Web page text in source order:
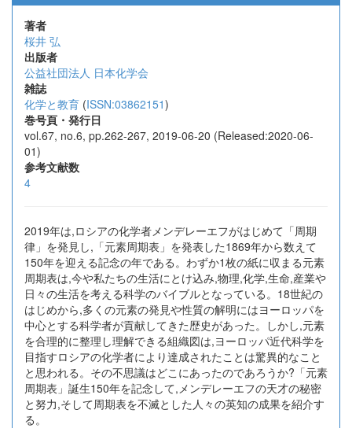
著者
桜井 弘
出版者
公益社団法人 日本化学会
雑誌
化学と教育 (ISSN:03862151)
巻号頁・発行日
vol.67, no.6, pp.262-267, 2019-06-20 (Released:2020-06-
01)
参考文献数
4
2019年は,ロシアの化学者メンデレーエフがはじめて「周期
律」を発見し,「元素周期表」を発表した1869年から数えて
150年を迎える記念の年である。わずか1枚の紙に収まる元素
周期表は,今や私たちの生活にとけ込み,物理,化学,生命,産業や
日々の生活を考える科学のバイブルとなっている。18世紀の
はじめから,多くの元素の発見や性質の解明にはヨーロッパを
中心とする科学者が貢献してきた歴史があった。しかし,元素
を合理的に整理し理解できる組織図は,ヨーロッパ近代科学を
目指すロシアの化学者により達成されたことは驚異的なこと
と思われる。その不思議はどこにあったのであろうか?「元素
周期表」誕生150年を記念して,メンデレーエフの天才の秘密
と努力,そして周期表を不滅とした人々の英知の成果を紹介す
る。